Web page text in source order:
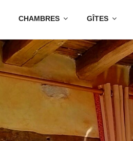
CHAMBRES GÎTES